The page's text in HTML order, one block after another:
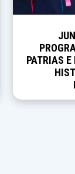
PATRIAS